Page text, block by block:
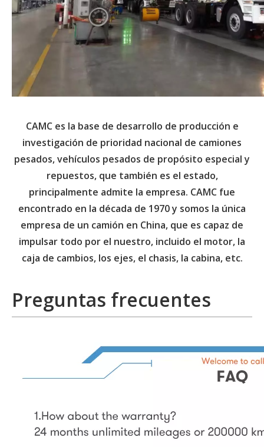
CAMC es la base de desarrollo de producción e
investigación de prioridad nacional de camiones
pesados, vehículos pesados ​​de propósito especial y
repuestos, que también es el estado,
principalmente admite la empresa. CAMC fue
encontrado en la década de 1970 y somos la única
empresa de un camión en China, que es capaz de
impulsar todo por el nuestro, incluido el motor, la
caja de cambios, los ejes, el chasis, la cabina, etc.
Preguntas frecuentes